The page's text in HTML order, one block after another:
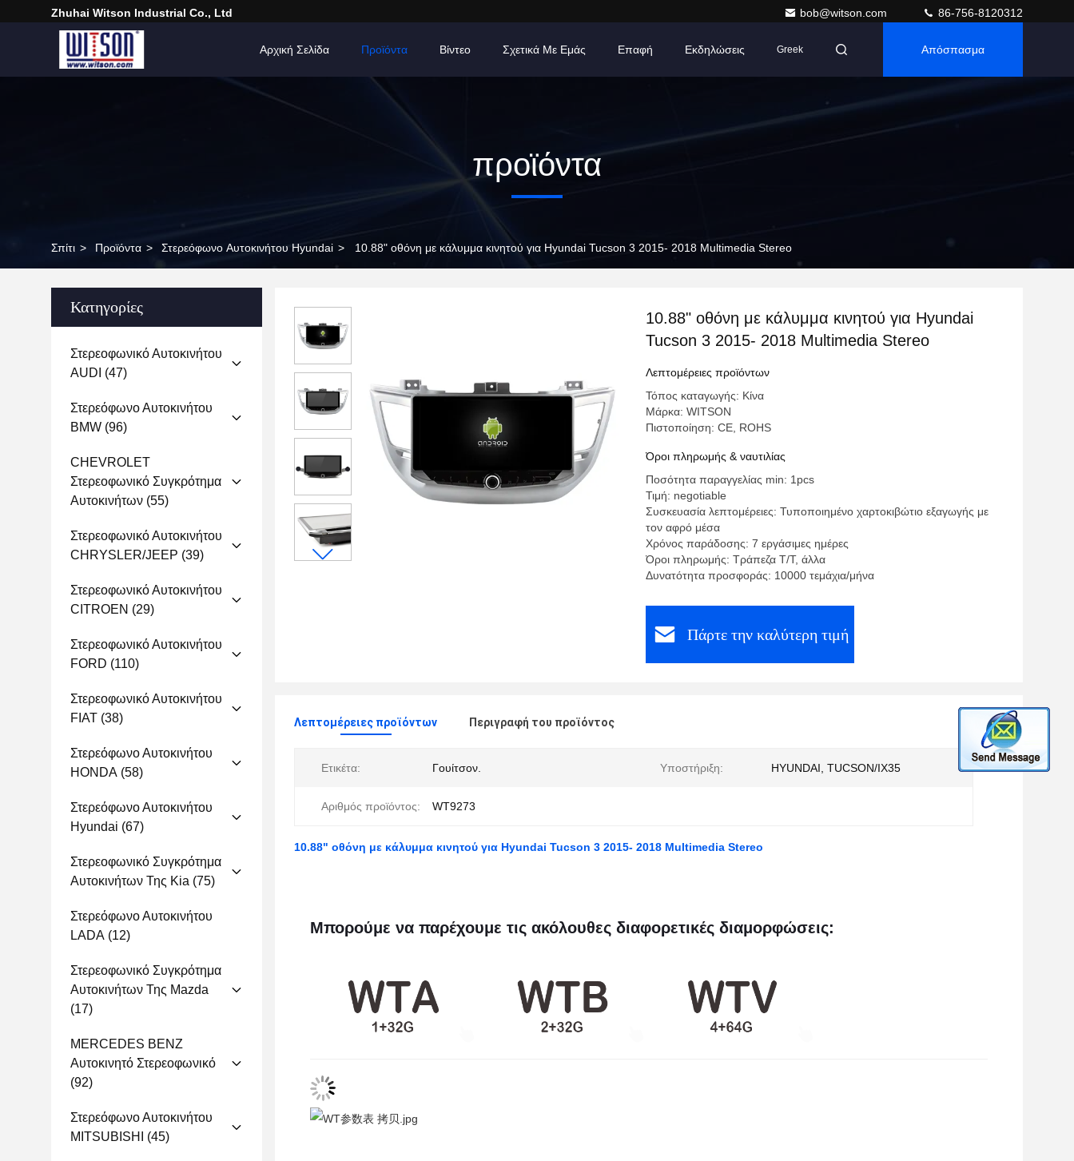
Zhuhai Witson Industrial Co., Ltd bob@witson.com 86-756-8120312
Αρχική Σελίδα Προϊόντα Βίντεο Σχετικά Με Εμάς Επαφή Εκδηλώσεις Greek Απόσπασμα
προϊόντα
Σπίτι > Προϊόντα > Στερεόφωνο Αυτοκινήτου Hyundai > 10.88" οθόνη με κάλυμμα κινητού για Hyundai Tucson 3 2015- 2018 Multimedia Stereo
Κατηγορίες
Στερεοφωνικό Αυτοκινήτου
AUDI (47)
Στερεόφωνο Αυτοκινήτου
BMW (96)
CHEVROLET
Στερεοφωνικό Συγκρότημα
Αυτοκινήτων (55)
Στερεοφωνικό Αυτοκινήτου
CHRYSLER/JEEP (39)
Στερεοφωνικό Αυτοκινήτου
CITROEN (29)
Στερεοφωνικό Αυτοκινήτου
FORD (110)
Στερεοφωνικό Αυτοκινήτου
FIAT (38)
Στερεόφωνο Αυτοκινήτου
HONDA (58)
Στερεόφωνο Αυτοκινήτου
Hyundai (67)
Στερεοφωνικό Συγκρότημα
Αυτοκινήτων Της Kia (75)
Στερεόφωνο Αυτοκινήτου
LADA (12)
Στερεοφωνικό Συγκρότημα
Αυτοκινήτων Της Mazda
(17)
MERCEDES BENZ
Αυτοκινητό Στερεοφωνικό
(92)
Στερεόφωνο Αυτοκινήτου
MITSUBISHI
(45)
10.88" οθόνη με κάλυμμα κινητού για Hyundai
Tucson 3 2015- 2018 Multimedia Stereo
Λεπτομέρειες προϊόντων
Τόπος καταγωγής: Κίνα
Μάρκα: WITSON
Πιστοποίηση: CE, ROHS
Όροι πληρωμής & ναυτιλίας
Ποσότητα παραγγελίας min: 1pcs
Τιμή: negotiable
Συσκευασία λεπτομέρειες: Τυποποιημένο χαρτοκιβώτιο εξαγωγής με
τον αφρό μέσα
Χρόνος παράδοσης: 7 εργάσιμες ημέρες
Όροι πληρωμής: Τράπεζα T/T, άλλα
Δυνατότητα προσφοράς: 10000 τεμάχια/μήνα
Πάρτε την καλύτερη τιμή
Λεπτομέρειες προϊόντων Περιγραφή του προϊόντος
Ετικέτα: Γουίτσον. Υποστήριξη: HYUNDAI, TUCSON/IX35
Αριθμός προϊόντος: WT9273
10.88" οθόνη με κάλυμμα κινητού για Hyundai Tucson 3 2015- 2018 Multimedia Stereo
Μπορούμε να παρέχουμε τις ακόλουθες διαφορετικές διαμορφώσεις: